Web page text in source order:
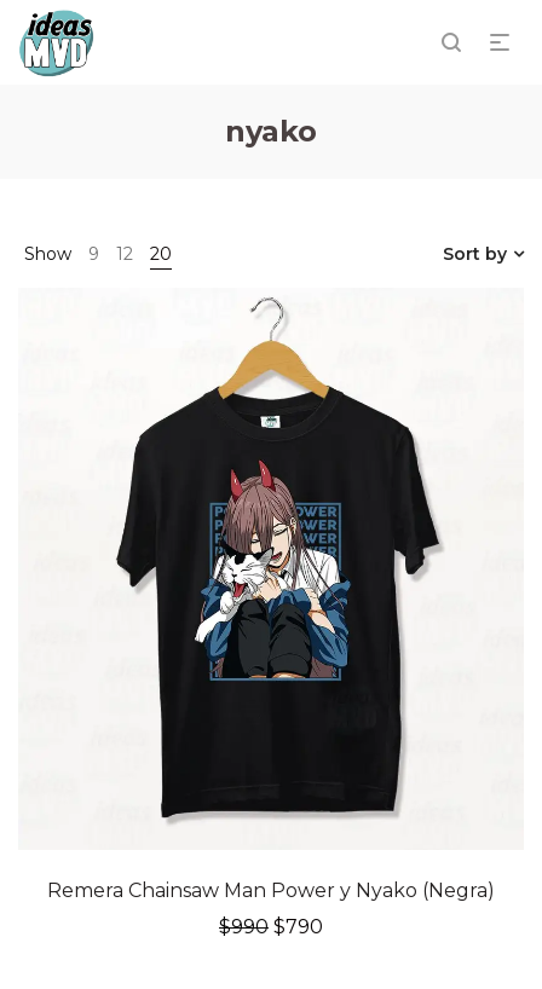
nyako
Show 9 12 20 Sort by
20% OFF
Remera Chainsaw Man Power y Nyako (Negra)
$990 El
$790